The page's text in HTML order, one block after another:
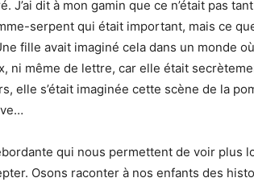
J’ai dit à mon gamin que ce n’était pas
serpent qui était important, mais ce
fille avait imaginé cela dans un monde
ni même de lettre, car elle était
elle s’était imaginée cette scène de la
qui nous permettent de voir plus
Osons raconter à nos enfants des